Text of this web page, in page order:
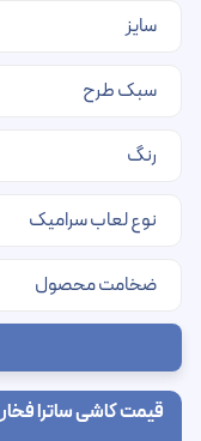
قیمت کاشی ساترا فخار